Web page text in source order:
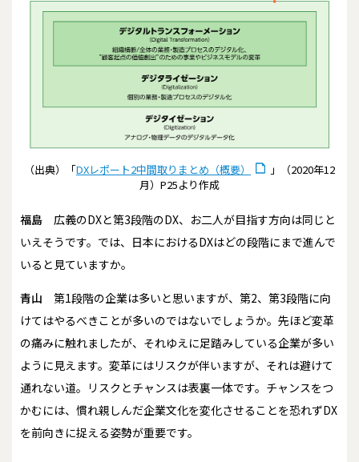
（出典）「DXレポート2中間取りまとめ（概要）
」（2020年12
月）P25より作成
福島 広義のDXと第3段階のDX、お二人が目指す方向は同じと
いえそうです。では、日本におけるDXはどの段階にまで進んで
いると見ていますか。
青山 第1段階の企業は多いと思いますが、第2、第3段階に向
けてはやるべきことが多いのではないでしょうか。先ほど変革
の痛みに触れましたが、それゆえに足踏みしている企業が多い
ように見えます。変革にはリスクが伴いますが、それは避けて
通れない道。リスクとチャンスは表裏一体です。チャンスをつ
かむには、慣れ親しんだ企業文化を変化させることを恐れずDX
を前向きに捉える姿勢が重要です。